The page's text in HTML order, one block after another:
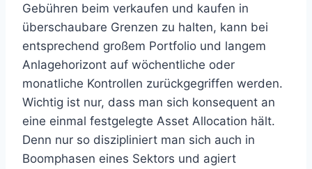
Gebühren beim verkaufen und kaufen in
überschaubare Grenzen zu halten, kann bei
entsprechend großem Portfolio und langem
Anlagehorizont auf wöchentliche oder
monatliche Kontrollen zurückgegriffen werden.
Wichtig ist nur, dass man sich konsequent an
eine einmal festgelegte Asset Allocation hält.
Denn nur so diszipliniert man sich auch in
Boomphasen eines Sektors und agiert